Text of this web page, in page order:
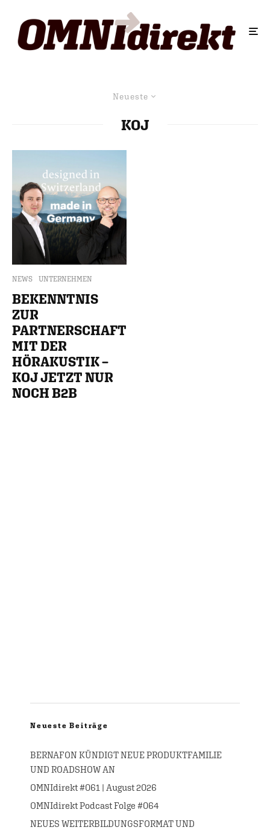
Neueste
KOJ
NEWS UNTERNEHMEN
BEKENNTNIS
ZUR
PARTNERSCHAFT
MIT DER
HÖRAKUSTIK –
KOJ JETZT NUR
NOCH B2B
Neueste Beiträge
BERNAFON KÜNDIGT NEUE PRODUKTFAMILIE
UND ROADSHOW AN
OMNIdirekt #061 | August 2026
OMNIdirekt Podcast Folge #064
NEUES WEITERBILDUNGSFORMAT UND